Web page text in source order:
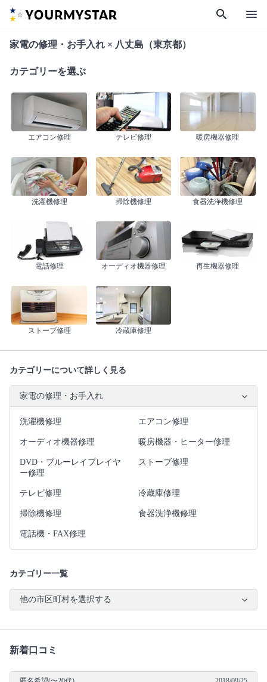
search menu
家電の修理・お手入れ × 八丈島（東京都）
カテゴリーを選ぶ
エアコン修理 テレビ修理 暖房機器修理
洗濯機修理 掃除機修理 食器洗浄機修理
電話修理 オーディオ機器修理 再生機器修理
ストーブ修理 冷蔵庫修理
カテゴリーについて詳しく見る
家電の修理・お手入れ
洗濯機修理 エアコン修理
オーディオ機器修理 暖房機器・ヒーター修理
DVD・ブルーレイプレイヤ
ー修理
ストーブ修理
テレビ修理 冷蔵庫修理
掃除機修理 食器洗浄機修理
電話機・FAX修理
カテゴリー一覧
他の市区町村を選択する
新着口コミ